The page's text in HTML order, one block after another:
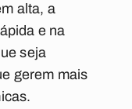
alta, a
e na
seja
gerem mais